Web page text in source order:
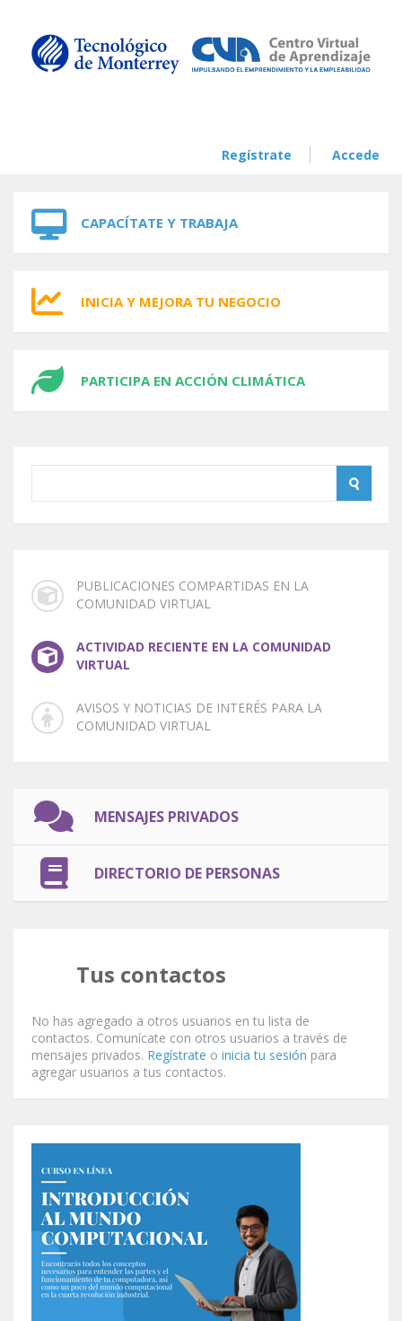
Regístrate Accede
CAPACÍTATE Y TRABAJA
INICIA Y MEJORA TU NEGOCIO
PARTICIPA EN ACCIÓN CLIMÁTICA
PUBLICACIONES COMPARTIDAS EN LA
COMUNIDAD VIRTUAL
ACTIVIDAD RECIENTE EN LA COMUNIDAD
VIRTUAL
AVISOS Y NOTICIAS DE INTERÉS PARA LA
COMUNIDAD VIRTUAL
MENSAJES PRIVADOS
DIRECTORIO DE PERSONAS
Tus contactos
No has agregado a otros usuarios en tu lista de
contactos. Comunícate con otros usuarios a través de
mensajes privados. Regístrate o inicia tu sesión para
agregar usuarios a tus contactos.